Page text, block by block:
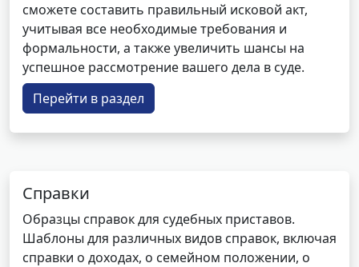
сможете составить правильный исковой акт,
учитывая все необходимые требования и
формальности, а также увеличить шансы на
успешное рассмотрение вашего дела в суде.
Перейти в раздел
Справки
Образцы справок для судебных приставов.
Шаблоны для различных видов справок, включая
справки о доходах, о семейном положении, о